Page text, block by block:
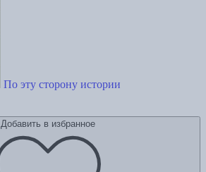
По эту сторону истории
Добавить в избранное